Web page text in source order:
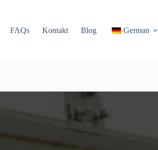
FAQs Kontakt Blog German